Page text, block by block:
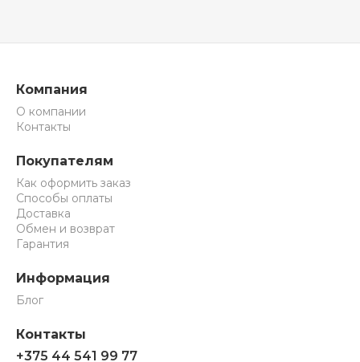
Компания
О компании
Контакты
Покупателям
Как оформить заказ
Способы оплаты
Доставка
Обмен и возврат
Гарантия
Информация
Блог
Контакты
+375 44 541 99 77